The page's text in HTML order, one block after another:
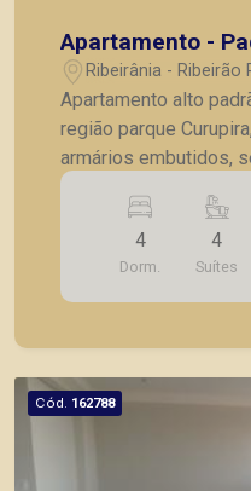
Apartamento -
Ribeirânia - Ribeirão
Apartamento alto
região parque Curupira,
armários embutidos,
- Sala para 3
gourmet; - Área de
Despensa; -
para empregada; - 4
acabamento,
de imóveis prontos,
principais
4
Dorm.
4
Suítes
Cód. 162788